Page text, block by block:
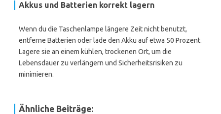
Akkus und Batterien korrekt lagern
Wenn du die Taschenlampe längere Zeit nicht benutzt,
entferne Batterien oder lade den Akku auf etwa 50 Prozent.
Lagere sie an einem kühlen, trockenen Ort, um die
Lebensdauer zu verlängern und Sicherheitsrisiken zu
minimieren.
Ähnliche Beiträge: